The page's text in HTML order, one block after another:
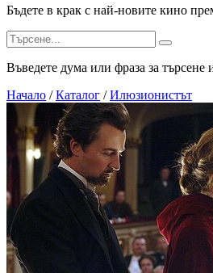
Бъдете в крак с най-новите кино
Въведете дума или фраза за търсене
Начало / Каталог / Илюзионистът